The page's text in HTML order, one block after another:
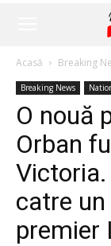
Acasă Breaking
Breaking News
O nouă
Orban
catre
premier